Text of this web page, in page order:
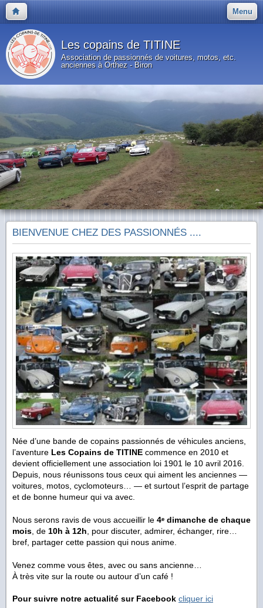
Menu
Les copains de TITINE
Association de passionnés de voitures, motos, etc.
anciennes à Orthez - Biron
BIENVENUE CHEZ DES PASSIONNÉS ....
Née d’une bande de copains passionnés de véhicules anciens,
l’aventure Les Copains de TITINE commence en 2010 et
devient officiellement une association loi 1901 le 10 avril 2016.
Depuis, nous réunissons tous ceux qui aiment les anciennes —
voitures, motos, cyclomoteurs… — et surtout l’esprit de partage
et de bonne humeur qui va avec.
Nous serons ravis de vous accueillir le 4ᵉ dimanche de chaque
mois , de 10h à 12h , pour discuter, admirer, échanger, rire…
bref, partager cette passion qui nous anime.
Venez comme vous êtes, avec ou sans ancienne…
À très vite sur la route ou autour d’un café !
Pour suivre notre actualité sur Facebook cliquer ici